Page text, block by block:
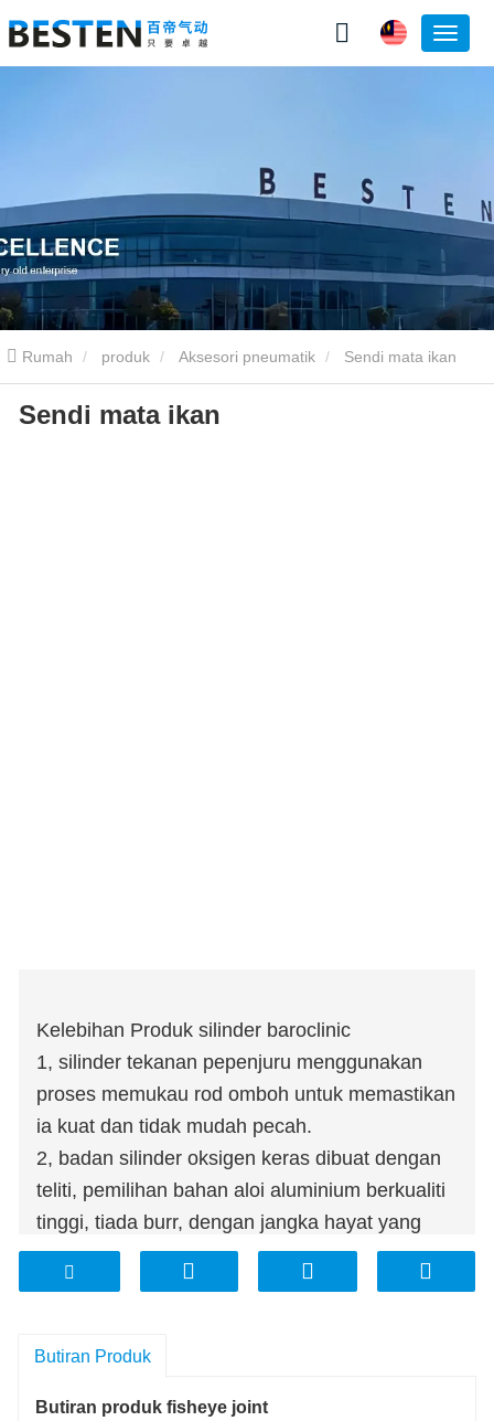
Rumah produk Aksesori pneumatik Sendi mata ikan
Sendi mata ikan
Kelebihan Produk silinder baroclinic
1, silinder tekanan pepenjuru menggunakan
proses memukau rod omboh untuk memastikan
ia kuat dan tidak mudah pecah.
2, badan silinder oksigen keras dibuat dengan
teliti, pemilihan bahan aloi aluminium berkualiti
tinggi, tiada burr, dengan jangka hayat yang
panjang.
3, dinding dalaman silinder berketepatan tinggi
memastikan ketepatan dan kualiti silinder.
pengedap pelembab diri mempunyai pengedap
Butiran Produk
Butiran produk fisheye joint